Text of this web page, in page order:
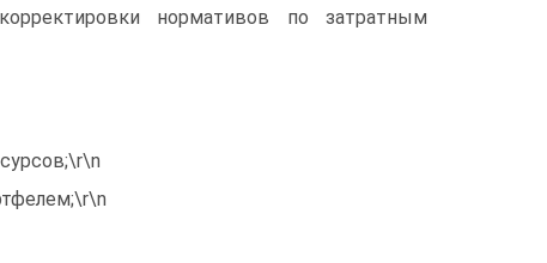
нормативов по затратным